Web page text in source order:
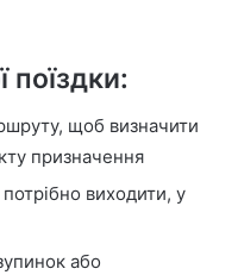
поїздки:
щоб визначити
призначення
виходити, у
або